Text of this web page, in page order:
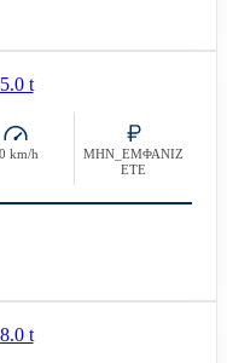
km/h
ΜΗΝ_ΕΜΦΑΝΙΖ
ΕΤΕ